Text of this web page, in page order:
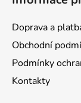
Doprava a
Obchodní
Podmínky
Kontakty